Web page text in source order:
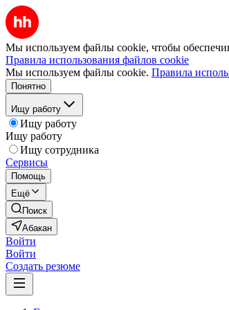
Мы используем файлы cookie, чтобы
Правила использования файлов cookie
Мы используем файлы cookie. Правила
Понятно
Ищу работу
Ищу работу
Ищу работу
Ищу сотрудника
Сервисы
Помощь
Ещё
Поиск
Абакан
Войти
Войти
Создать резюме